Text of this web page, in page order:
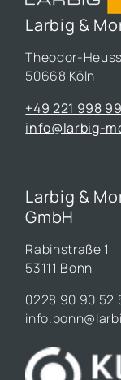
Larbig &
Theodor-
50668 Köln
+49 221 998
info@larbig-
Larbig &
GmbH
Rabinstraße 1
53111 Bonn
0228 90 90 52